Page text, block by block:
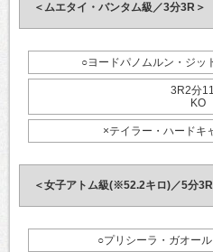
＜ムエタイ・バンタム級／3分3R＞
○ヨードパノムルン・ジッ
3R2分
KO
×テイラー・ハードキ
＜女子アトム級(※52.2キロ)／5分3R
○プリシーラ・ガオール